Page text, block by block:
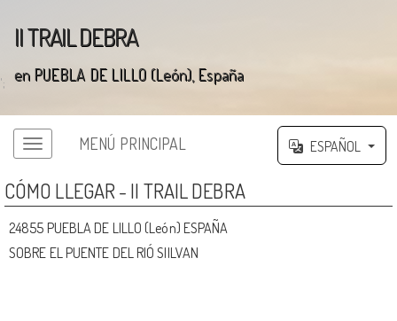
II TRAIL DEBRA
en PUEBLA DE LILLO (León), España
';
Menú principalMENÚ PRINCIPAL ESPAÑOL
CÓMO LLEGAR - II TRAIL DEBRA
24855 PUEBLA DE LILLO (León) ESPAÑA
SOBRE EL PUENTE DEL RIÓ SIILVAN